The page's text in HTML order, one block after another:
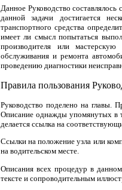
Данное Руководство
данной задачи достигается
транспортного средства
имеет ли смысл попытаться
производителя или
обслуживания и ремонта
проведению диагностики
Правила пользования
Руководство поделено на главы.
Описание однажды упомянутых в
делается ссылка на
Ссылки на положение узла или
на водительском месте.
Описания всех процедур в
тексте и сопроводительным